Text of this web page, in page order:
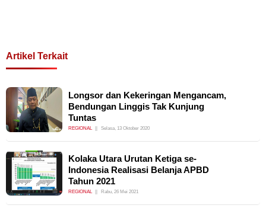
Artikel Terkait
Longsor dan Kekeringan Mengancam,
Bendungan Linggis Tak Kunjung
Tuntas
REGIONAL Selasa, 13 Oktober 2020
Kolaka Utara Urutan Ketiga se-
Indonesia Realisasi Belanja APBD
Tahun 2021
REGIONAL Rabu, 26 Mei 2021